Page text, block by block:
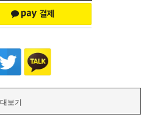
보기